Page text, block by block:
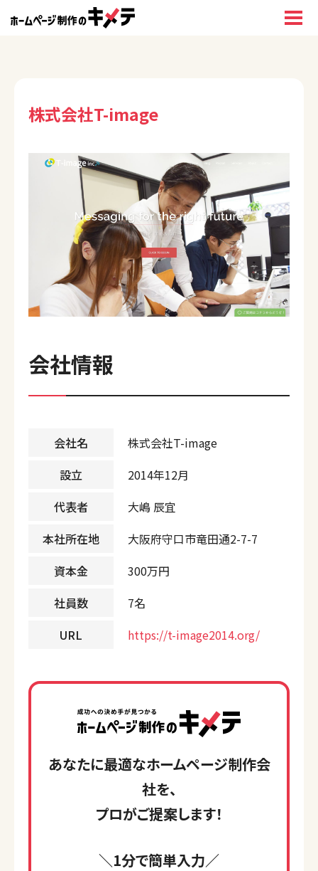
株式会社T-image
会社情報
会社名
株式会社T-image
設立
2014年12月
代表者
大嶋 辰宜
本社所在地
大阪府守口市竜田通2-7-7
資本金
300万円
社員数
7名
URL
https://t-image2014.org/
あなたに最適なホームページ制作会
社を、
プロがご提案します！
＼1分で簡単入力／